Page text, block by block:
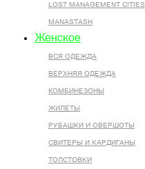
LOST MANAGEMENT CITIES
MANASTASH
Женское
ВСЯ ОДЕЖДА
ВЕРХНЯЯ ОДЕЖДА
КОМБИНЕЗОНЫ
ЖИЛЕТЫ
РУБАШКИ И ОВЕРШОТЫ
СВИТЕРЫ И КАРДИГАНЫ
ТОЛСТОВКИ